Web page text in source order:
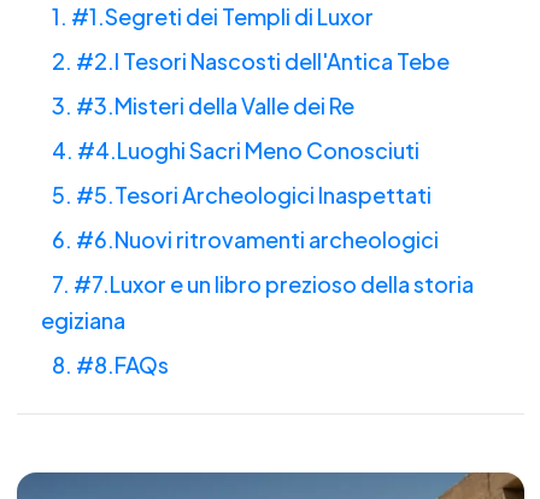
1. #1.Segreti dei Templi di Luxor
2. #2.I Tesori Nascosti dell'Antica Tebe
3. #3.Misteri della Valle dei Re
4. #4.Luoghi Sacri Meno Conosciuti
5. #5.Tesori Archeologici Inaspettati
6. #6.Nuovi ritrovamenti archeologici
7. #7.Luxor e un libro prezioso della storia
egiziana
8. #8.FAQs